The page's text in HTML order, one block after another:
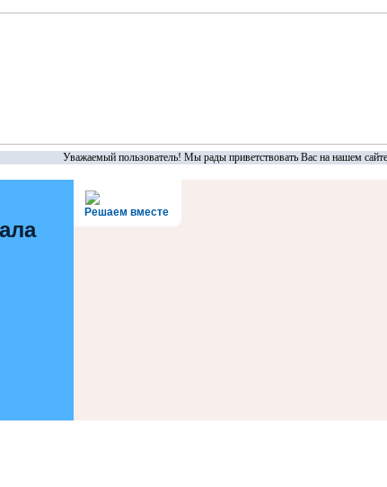
Уважаемый пользователь! Мы рады приветствовать Вас на нашем сайте!
Решаем вместе